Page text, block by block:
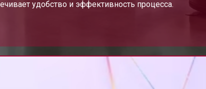
удобство и эффективность процесса.